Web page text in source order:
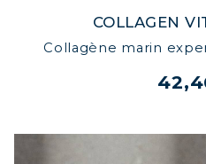
COLLAGEN
Collagène marin